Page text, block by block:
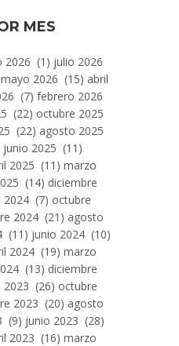
MES
2026 (1) julio 2026
2026 (15) abril
(7) febrero 2026
(22) octubre 2025
(22) agosto 2025
2025 (11)
2025 (11) marzo
(14) diciembre
(7) octubre
2024 (21) agosto
(11) junio 2024 (10)
2024 (19) marzo
(13) diciembre
(26) octubre
2023 (20) agosto
(9) junio 2023 (28)
2023 (16) marzo